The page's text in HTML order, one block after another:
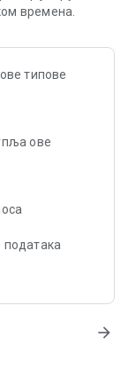
i krenite na
Sa
i izazovne
zanimljivih
da vidite u igrici!
policy.pdf
времена.
типове
ове
података
arrow_forward